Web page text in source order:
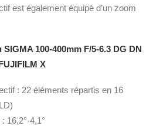
est également équipé d’un zoom
100-400mm F/5-6.3 DG DN
X
: 22 éléments répartis en 16
16,2°-4,1°